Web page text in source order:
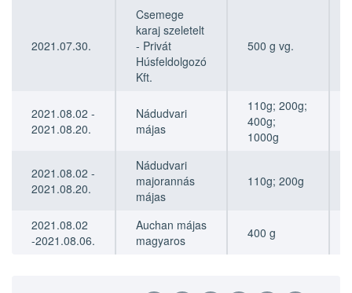
2021.07.30.
Csemege
karaj szeletelt
- Privát
Húsfeldolgozó
Kft.
500 g vg.
2021.08.02 -
2021.08.20.
Nádudvari
májas
110g; 200g;
400g;
1000g
2021.08.02 -
2021.08.20.
Nádudvari
majorannás
májas
110g; 200g
2021.08.02
-2021.08.06.
Auchan májas
magyaros
400 g